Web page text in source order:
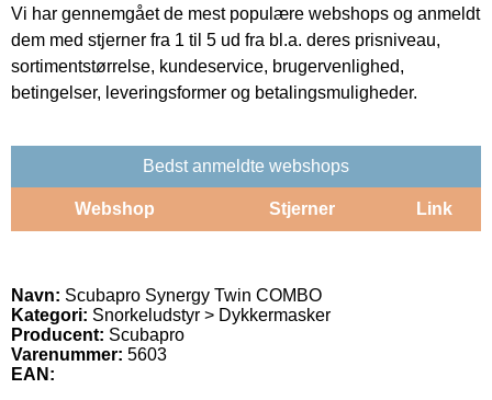
Vi har gennemgået de mest populære webshops og anmeldt
dem med stjerner fra 1 til 5 ud fra bl.a. deres prisniveau,
sortimentstørrelse, kundeservice, brugervenlighed,
betingelser, leveringsformer og betalingsmuligheder.
Bedst anmeldte webshops
Webshop Stjerner Link
Navn: Scubapro Synergy Twin COMBO
Kategori: Snorkeludstyr > Dykkermasker
Producent: Scubapro
Varenummer: 5603
EAN: